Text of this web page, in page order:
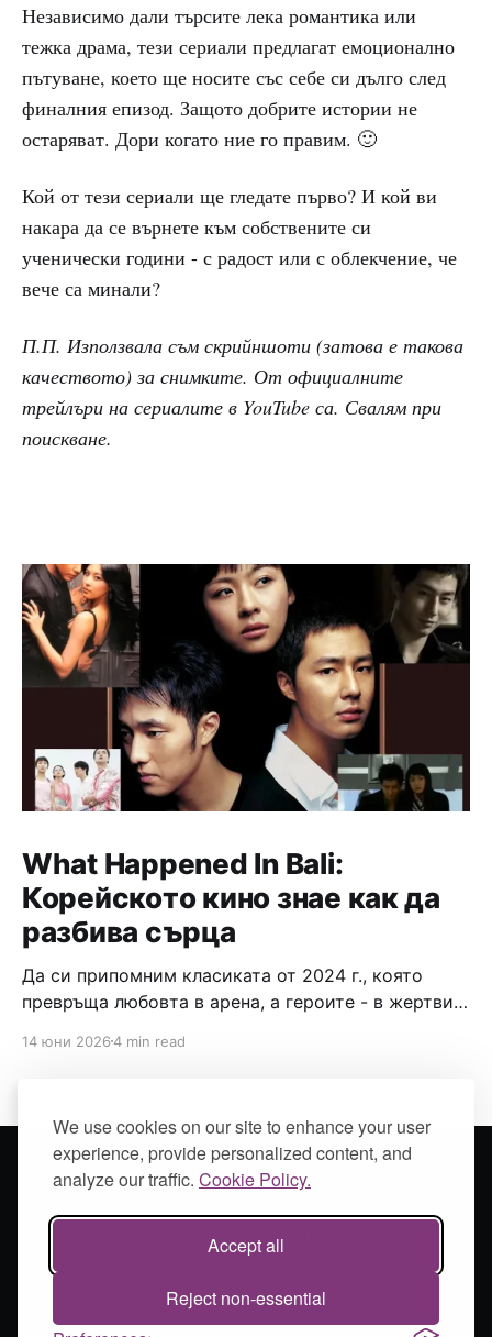
We use cookies on our site to enhance your user
experience, provide personalized content, and
analyze our traffic. Cookie Policy.
Accept all
Reject non-essential
Независимо дали търсите лека романтика или
тежка драма, тези сериали предлагат емоционално
пътуване, което ще носите със себе си дълго след
финалния епизод. Защото добрите истории не
остаряват. Дори когато ние го правим. 🙂
Кой от тези сериали ще гледате първо? И кой ви
накара да се върнете към собствените си
ученически години - с радост или с облекчение, че
вече са минали?
П.П. Използвала съм скрийншоти (затова е такова
качеството) за снимките. От официалните
трейлъри на сериалите в YouTube са. Свалям при
поискване.
What Happened In Bali:
Корейското кино знае как да
разбива сърца
Да си припомним класиката от 2024 г., която
превръща любовта в арена, а героите - в жертви
14 юни 20264 min read
SOULAMAIN© 2026
Powered by Ghost